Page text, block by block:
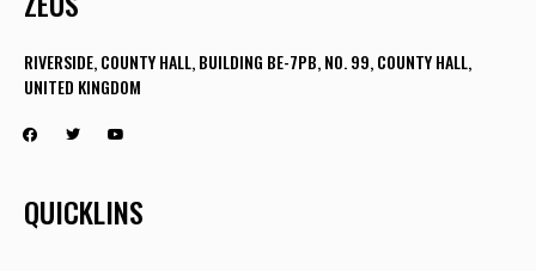
RIVERSIDE, COUNTY HALL, BUILDING BE-7PB, NO. 99, COUNTY HALL,
UNITED KINGDOM
QUICKLINS